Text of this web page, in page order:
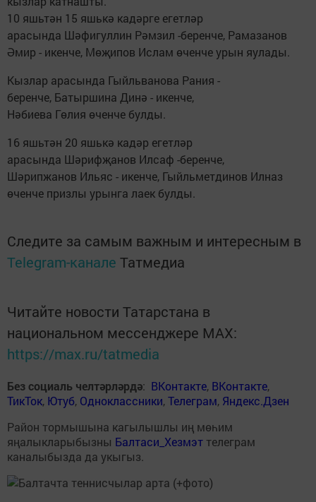
10 яшьтән 15 яшькә кадәрге егетләр
арасында Шәфигуллин Рәмзил -беренче, Рамазанов
Әмир - икенче, Мөҗипов Ислам өченче урын яулады.
Кызлар арасында Гыйльванова Рания -
беренче, Батыршина Динә - икенче,
Нәбиева Гөлия өченче булды.
16 яшьтән 20 яшькә кадәр егетләр
арасында Шәрифҗанов Илсаф -беренче,
Шәрипжанов Ильяс - икенче, Гыйльметдинов Илназ
өченче призлы урынга лаек булды.
Следите за самым важным и интересным в
Telegram-канале Татмедиа
Читайте новости Татарстана в
национальном мессенджере MАХ:
https://max.ru/tatmedia
Без социаль челтәрләрдә: ВКонтакте, ВКонтакте,
ТикТок, Ютуб, Одноклассники,Телеграм, Яндекс.Дзен
Район тормышына кагылышлы иң мөһим
яңалыкларыбызны Балтаси_Хезмэт телеграм
каналыбызда да укыгыз.